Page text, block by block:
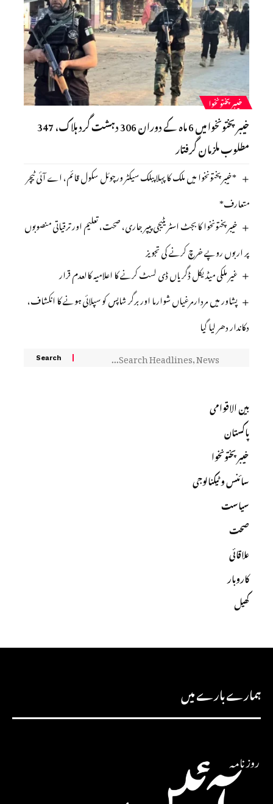
خیبرپختونخوا
خیبرپختونخوا میں 6 ماہ کے دوران 306 دہشت گرد ہلاک، 347
مطلوب ملزمان گرفتار
*خیبرپختونخوا میں ملک کا پہلا پبلک سیکٹر ورچوئل سکول قائم، اے آئی ٹیچر
متعارف*
خیبرپختونخوا کا بجٹ اسٹریٹیجی پیپر جاری، صحت، تعلیم اور ترقیاتی منصوبوں
پر اربوں روپے خرچ کرنے کی تجویز
غیر ملکی میڈیکل ڈگریاں ڈی لسٹ کرنے کا اعلامیہ کالعدم قرار
پشاور میں مردارمرغیاں شوارما اور برگر شاپس کو سپلائی ہونے کا انکشاف،
دکاندار دھر لیا گیا
بین الاقوامی
پاکستان
خیبرپختونخوا
سائنس و ٹیکنالوجی
سیاست
صحت
علاقائی
کاروبار
کھیل
ہمارے بارے میں